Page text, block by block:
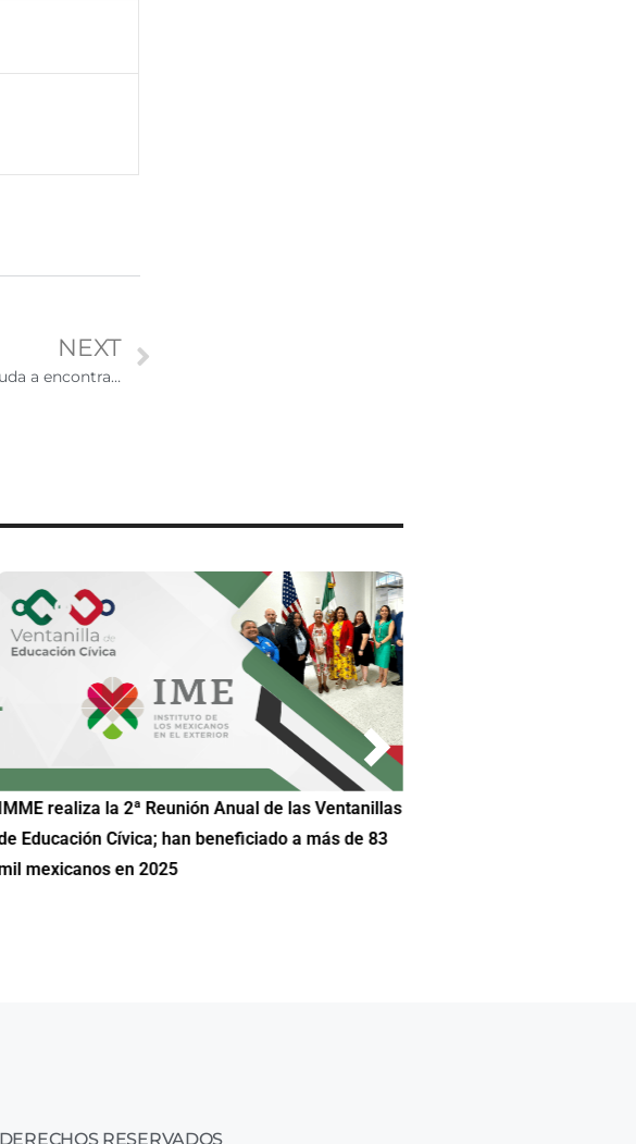
NEXT
Seasonal Jobs, la plataforma que te ayuda a encontrar vacantes de empleos temporales en EE.UU.
IMME realiza la 2ª Reunión Anual de las Ventanillas
Educación Cívica; han beneficiado a más de 83
mexicanos en 2025
RESERVADOS